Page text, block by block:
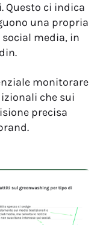
Questo ci indica
una propria
media, in
monitorare
che sui
precisa